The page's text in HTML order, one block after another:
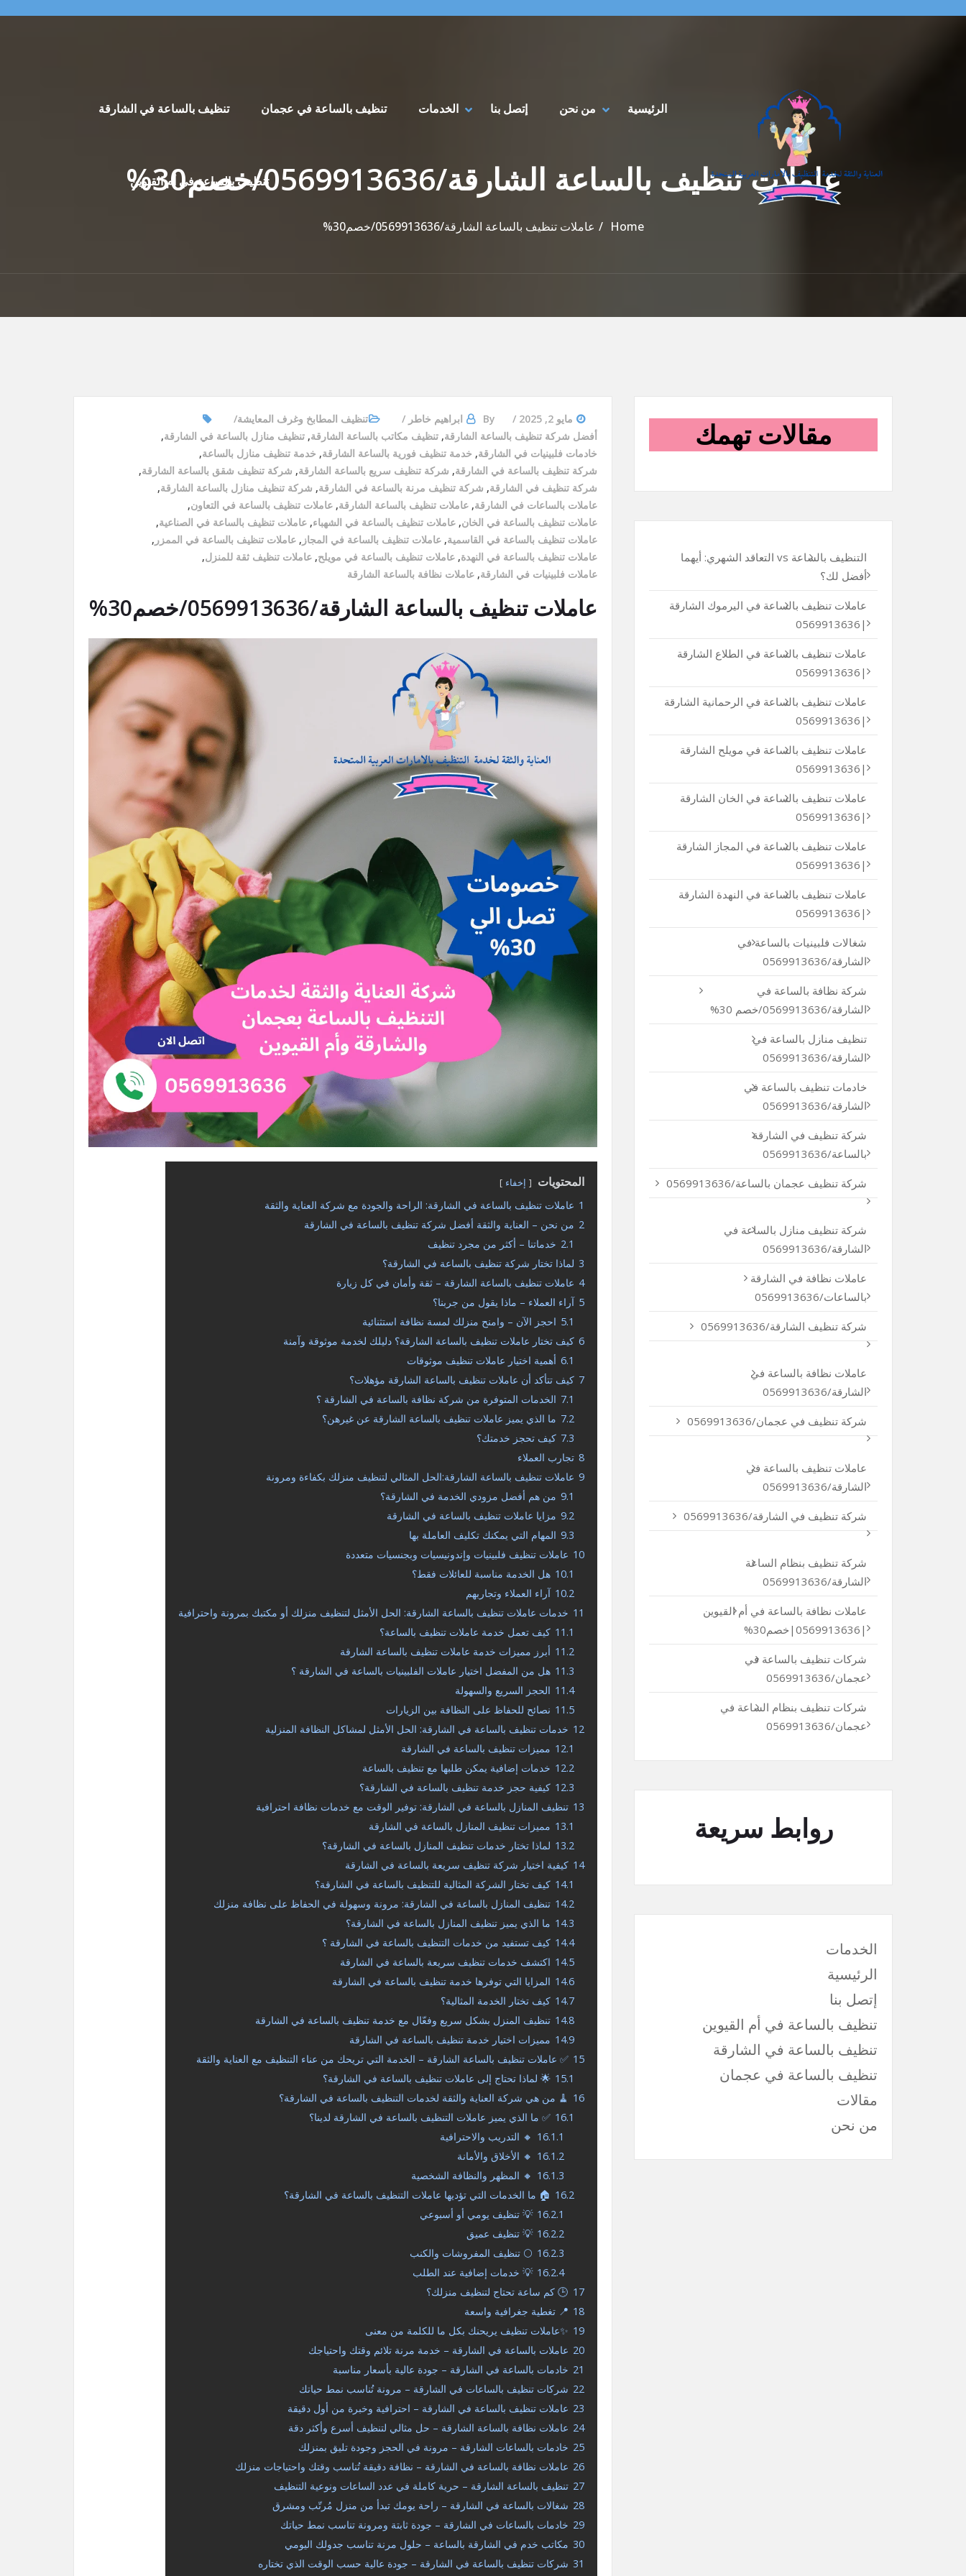
الرئيسية من نحن إتصل بنا الخدمات تنظيف بالساعة في عجمان تنظيف بالساعة في الشارقة
تنظيف بالساعة في أم القيوين عاملات تنظيف بالساعة الشارقة/0569913636/خصم30%
Home عاملات تنظيف بالساعة الشارقة/0569913636/خصم30%
مايو 2, 2025 By ابراهيم خاطر
تنظيف المطابخ وغرف المعايشة
أفضل شركة تنظيف بالساعة الشارقة, تنظيف مكاتب بالساعة الشارقة, تنظيف منازل بالساعة في الشارقة,
خادمات فلبينيات في الشارقة, خدمة تنظيف فورية بالساعة الشارقة, خدمة تنظيف منازل بالساعة,
شركة تنظيف بالساعة في الشارقة, شركة تنظيف سريع بالساعة الشارقة, شركة تنظيف شقق بالساعة الشارقة,
شركة تنظيف في الشارقة, شركة تنظيف مرنة بالساعة في الشارقة, شركة تنظيف منازل بالساعة الشارقة,
عاملات بالساعات في الشارقة, عاملات تنظيف بالساعة الشارقة, عاملات تنظيف بالساعة في التعاون,
عاملات تنظيف بالساعة في الخان, عاملات تنظيف بالساعة في الشهباء, عاملات تنظيف بالساعة في الصناعية,
عاملات تنظيف بالساعة في القاسمية, عاملات تنظيف بالساعة في المجاز , عاملات تنظيف بالساعة في الممزر ,
عاملات تنظيف بالساعة في النهدة, عاملات تنظيف بالساعة في مويلح, عاملات تنظيف ثقة للمنزل,
عاملات فلبينيات في الشارقة, عاملات نظافة بالساعة الشارقة
عاملات تنظيف بالساعة الشارقة/0569913636/خصم30%
المحتويات إخفاء
1 عاملات تنظيف بالساعة في الشارقة: الراحة والجودة مع شركة العناية والثقة
2 من نحن – العناية والثقة أفضل شركة تنظيف بالساعة في الشارقة
2.1 خدماتنا – أكثر من مجرد تنظيف
3 لماذا تختار شركة تنظيف بالساعة في الشارقة؟
4 عاملات تنظيف بالساعة الشارقة – ثقة وأمان في كل زيارة
5 آراء العملاء – ماذا يقول من جربنا؟
5.1 احجز الآن – وامنح منزلك لمسة نظافة استثنائية
6 كيف تختار عاملات تنظيف بالساعة الشارقة؟ دليلك لخدمة موثوقة وآمنة
6.1 أهمية اختيار عاملات تنظيف موثوقات
7 كيف تتأكد أن عاملات تنظيف بالساعة الشارقة مؤهلات؟
7.1 الخدمات المتوفرة من شركة نظافة بالساعة في الشارقة ؟
7.2 ما الذي يميز عاملات تنظيف بالساعة الشارقة عن غيرهن؟
7.3 كيف تحجز خدمتك؟
8 تجارب العملاء
9 عاملات تنظيف بالساعة الشارقة:الحل المثالي لتنظيف منزلك بكفاءة ومرونة
9.1 من هم أفضل مزودي الخدمة في الشارقة؟
9.2 مزايا عاملات تنظيف بالساعة في الشارقة
9.3 المهام التي يمكنك تكليف العاملة بها
10 عاملات تنظيف فلبينيات وإندونيسيات وبجنسيات متعددة
10.1 هل الخدمة مناسبة للعائلات فقط؟
10.2 آراء العملاء وتجاربهم
11 خدمات عاملات تنظيف بالساعة الشارقة: الحل الأمثل لتنظيف منزلك أو مكتبك بمرونة واحترافية
11.1 كيف تعمل خدمة عاملات تنظيف بالساعة؟
11.2 أبرز مميزات خدمة عاملات تنظيف بالساعة الشارقة
11.3 هل من المفضل اختيار عاملات الفلبينيات بالساعة في الشارقة ؟
11.4 الحجز السريع والسهولة
11.5 نصائح للحفاظ على النظافة بين الزيارات
12 خدمات تنظيف بالساعة في الشارقة: الحل الأمثل لمشاكل النظافة المنزلية
12.1 مميزات تنظيف بالساعة في الشارقة
12.2 خدمات إضافية يمكن طلبها مع تنظيف بالساعة
12.3 كيفية حجز خدمة تنظيف بالساعة في الشارقة؟
13 تنظيف المنازل بالساعة في الشارقة: توفير الوقت مع خدمات نظافة احترافية
13.1 مميزات تنظيف المنازل بالساعة في الشارقة
13.2 لماذا تختار خدمات تنظيف المنازل بالساعة في الشارقة؟
14 كيفية اختيار شركة تنظيف سريعة بالساعة في الشارقة
14.1 كيف تختار الشركة المثالية للتنظيف بالساعة في الشارقة؟
14.2 تنظيف المنازل بالساعة في الشارقة: مرونة وسهولة في الحفاظ على نظافة منزلك
14.3 ما الذي يميز تنظيف المنازل بالساعة في الشارقة؟
14.4 كيف تستفيد من خدمات التنظيف بالساعة في الشارقة ؟
14.5 اكتشف خدمات تنظيف سريعة بالساعة في الشارقة
14.6 المزايا التي توفرها خدمة تنظيف بالساعة في الشارقة
14.7 كيف تختار الخدمة المثالية؟
14.8 تنظيف المنزل بشكل سريع وفعّال مع خدمة تنظيف بالساعة في الشارقة
14.9 مميزات اختيار خدمة تنظيف بالساعة في الشارقة
15 ✅ عاملات تنظيف بالساعة الشارقة – الخدمة التي تريحك من عناء التنظيف مع العناية والثقة
15.1 🌟 لماذا تحتاج إلى عاملات تنظيف بالساعة في الشارقة؟
16 🧹 من هي شركة العناية والثقة لخدمات التنظيف بالساعة في الشارقة؟
16.1 ✅ ما الذي يميز عاملات التنظيف بالساعة في الشارقة لدينا؟
16.1.1 🔸 التدريب والاحترافية
16.1.2 🔸 الأخلاق والأمانة
16.1.3 🔸 المظهر والنظافة الشخصية
16.2 🏠 ما الخدمات التي تؤديها عاملات التنظيف بالساعة في الشارقة؟
16.2.1 💡 تنظيف يومي أو أسبوعي
16.2.2 💡 تنظيف عميق
16.2.3 🌕 تنظيف المفروشات والكنب
16.2.4 💡 خدمات إضافية عند الطلب
17 🕒 كم ساعة تحتاج لتنظيف منزلك؟
18 📍 تغطية جغرافية واسعة
19 ✨عاملات تنظيف يريحنك بكل ما للكلمة من معنى
20 عاملات بالساعة في الشارقة – خدمة مرنة تلائم وقتك واحتياجك
21 خادمات بالساعة في الشارقة – جودة عالية بأسعار مناسبة
22 شركات تنظيف بالساعات في الشارقة – مرونة تُناسب نمط حياتك
23 عاملات تنظيف بالساعة في الشارقة – احترافية وخبرة من أول دقيقة
24 عاملات نظافة بالساعة الشارقة – حل مثالي لتنظيف أسرع وأكثر دقة
25 خادمات بالساعات الشارقة – مرونة في الحجز وجودة تليق بمنزلك
26 عاملات نظافة بالساعة في الشارقة – نظافة دقيقة تُناسب وقتك واحتياجات منزلك
27 تنظيف بالساعة الشارقة – حرية كاملة في عدد الساعات ونوعية التنظيف
28 شغالات بالساعة في الشارقة – راحة يومك تبدأ من منزل مُرتّب ومشرق
29 خادمات بالساعات في الشارقة – جودة ثابتة ومرونة تناسب نمط حياتك
30 مكاتب خدم في الشارقة بالساعة – حلول مرنة تناسب جدولك اليومي
31 شركات تنظيف بالساعة في الشارقة – جودة عالية حسب الوقت الذي تختاره
مقالات تهمك
التنظيف بالساعة vs التعاقد الشهري: أيهما
أفضل لك؟
عاملات تنظيف بالساعة في اليرموك الشارقة
|0569913636
عاملات تنظيف بالساعة في الطلاع الشارقة
|0569913636
عاملات تنظيف بالساعة في الرحمانية الشارقة
|0569913636
عاملات تنظيف بالساعة في مويلح الشارقة
|0569913636
عاملات تنظيف بالساعة في الخان الشارقة
|0569913636
عاملات تنظيف بالساعة في المجاز الشارقة
|0569913636
عاملات تنظيف بالساعة في النهدة الشارقة
|0569913636
شغالات فلبينيات بالساعة في
الشارقة/0569913636
شركة نظافة بالساعة في
الشارقة/0569913636/خصم 30%
تنظيف منازل بالساعة في
الشارقة/0569913636
خادمات تنظيف بالساعة في
الشارقة/0569913636
شركة تنظيف في الشارقة
بالساعة/0569913636
شركة تنظيف عجمان بالساعة/0569913636
شركة تنظيف منازل بالساعة في
الشارقة/0569913636
عاملات نظافة في الشارقة
بالساعات/0569913636
شركة تنظيف الشارقة/0569913636
عاملات نظافة بالساعة في
الشارقة/0569913636
شركة تنظيف في عجمان/0569913636
عاملات تنظيف بالساعة في
الشارقة/0569913636
شركة تنظيف في الشارقة/0569913636
شركة تنظيف بنظام الساعة
الشارقة/0569913636
عاملات نظافة بالساعة في أم القيوين
|0569913636|خصم30%
شركات تنظيف بالساعة في
عجمان/0569913636
شركات تنظيف بنظام الساعة في
عجمان/0569913636
روابط سريعة
الخدمات
الرئيسية
إتصل بنا
تنظيف بالساعة في أم القيوين
تنظيف بالساعة في الشارقة
تنظيف بالساعة في عجمان
مقالات
من نحن